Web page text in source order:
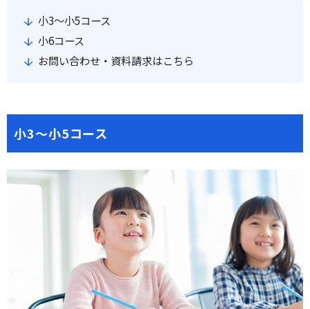
小3～小5コース
小6コース
お問い合わせ・資料請求はこちら
小3～小5コース